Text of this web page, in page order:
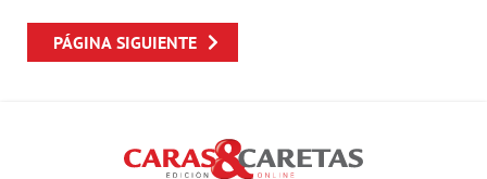
PÁGINA SIGUIENTE